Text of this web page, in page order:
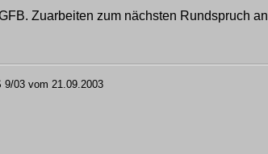
Zuarbeiten zum nächsten Rundspruch an
9/03 vom 21.09.2003